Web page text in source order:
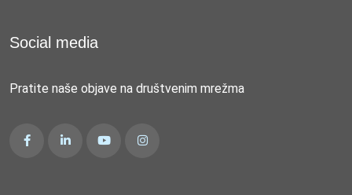
Social media
Pratite naše objave na društvenim mrežma